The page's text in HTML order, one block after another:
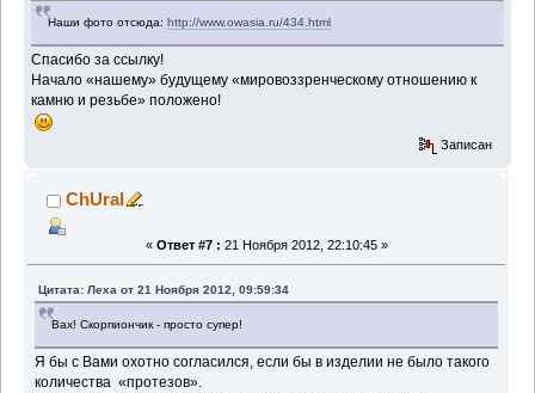
Наши фото отсюда:http://www.owasia.ru/434.html
Спасибо за ссылку!
Начало «нашему» будущему «мировоззренческому отношению к
камню и резьбе» положено!
Записан
ChUral
« Ответ #7 : 21 Ноября 2012, 22:10:45 »
Цитата: Леха от 21 Ноября 2012, 09:59:34
Вах! Скорпиончик - просто супер!
Я бы с Вами охотно согласился, если бы в изделии не было такого
количества «протезов».